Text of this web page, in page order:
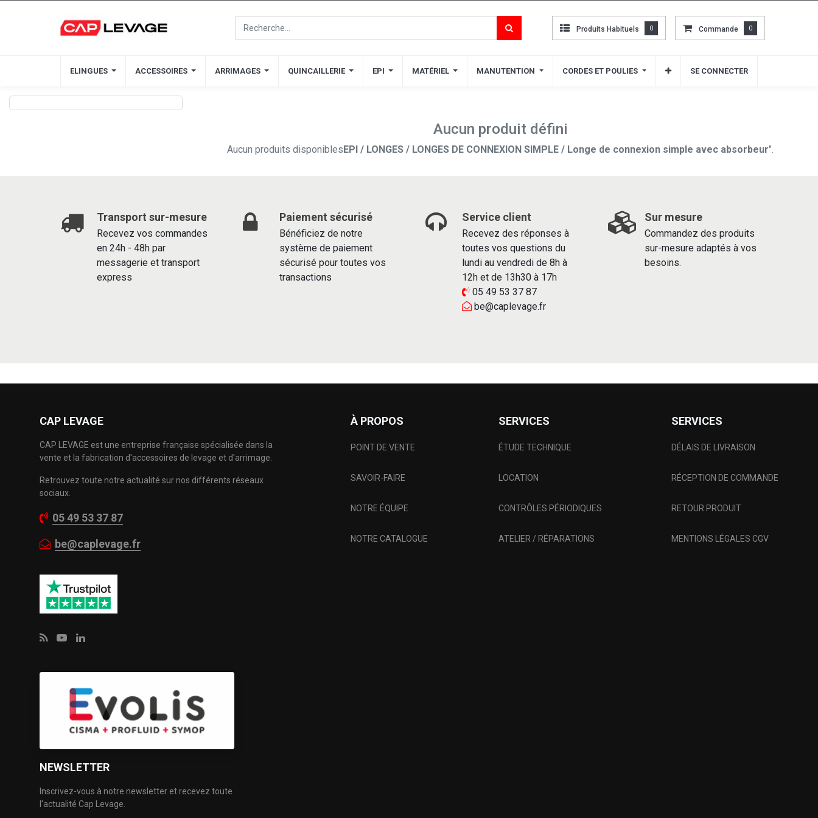
Produits Habituels 0 Commande 0
ELINGUES ACCESSOIRES ARRIMAGES QUINCAILLERIE EPI MATÉRIEL MANUTENTION CORDES ET POULIES SE CONNECTER
Produits Habituels 0 Commande 0
ELINGUES ACCESSOIRES ARRIMAGES QUINCAILLERIE EPI MATÉRIEL MANUTENTION CORDES ET POULIES SE CONNECTER
Aucun produit défini
Aucun produits disponiblesEPI / LONGES / LONGES DE CONNEXION SIMPLE / Longe de connexion simple avec absorbeur".
Transport sur-mesure
Recevez vos commandes
en 24h - 48h par
messagerie et transport
express
Paiement sécurisé
Bénéficiez de notre
système de paiement
sécurisé pour toutes vos
transactions
Service client
Recevez des réponses à
toutes vos questions du
lundi au vendredi de 8h à
12h et de 13h30 à 17h
05 49 53 37 87
be@caplevage.fr
Sur mesure
Commandez des produits
sur-mesure adaptés à vos
besoins.
CAP LEVAGE
CAP LEVAGE est une entreprise française spécialisée dans la
vente et la fabrication d'accessoires de levage et d'arrimage.
Retrouvez toute notre actualité sur nos différents réseaux
sociaux.
05 49 53 37 87
be@caplevage.fr
À PROPOS
POINT DE VENTE
SAVOIR-FAIRE
NOTRE ÉQUIPE
NOTRE CATALOGUE
SERVICES
ÉTUDE TECHNIQUE
LOCATION
CONTRÔLES PÉRIODIQUES
ATELIER / RÉPARATIONS
SERVICES
DÉLAIS DE LIVRAISON
RÉCEPTION DE COMMANDE
RETOUR PRODUIT
MENTIONS LÉGALES CGV
NEWSLETTER
Inscrivez-vous à notre newsletter et recevez toute
l'actualité Cap Levage.